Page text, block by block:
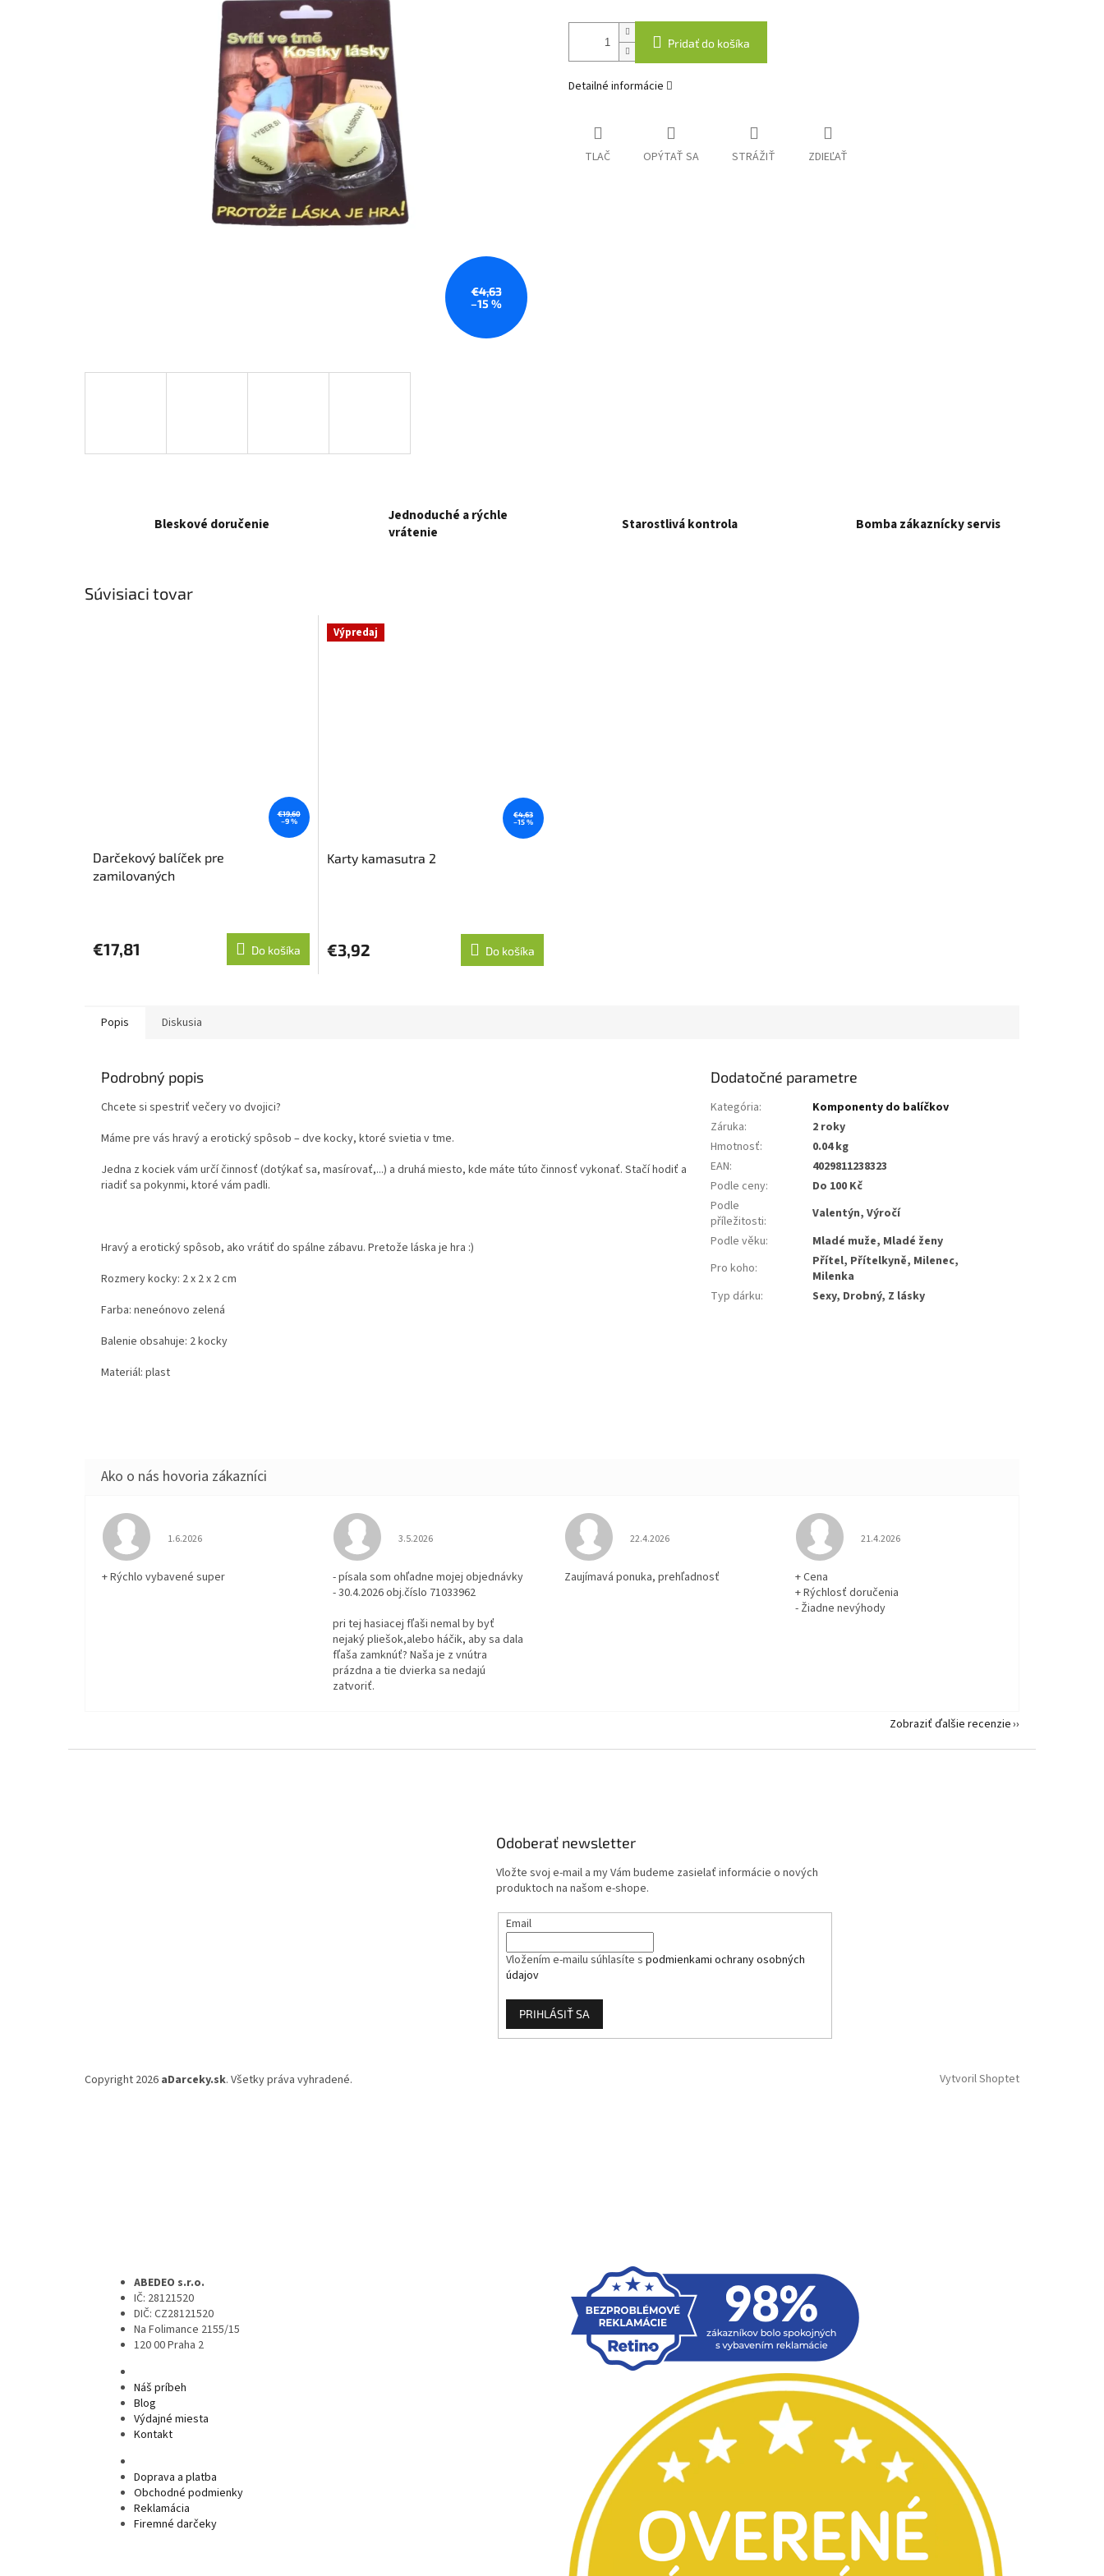
€4,63
–15 %
Pridať do košíka
Detailné informácie
TLAČ OPÝTAŤ SA STRÁŽIŤ ZDIEĽAŤ
Bleskové doručenie
Jednoduché a rýchle
vrátenie
Starostlivá kontrola Bomba zákaznícky servis
Súvisiaci tovar
€19,60
–9 %
Darčekový balíček pre
zamilovaných
€17,81 Do košíka
Výpredaj
€4,63
–15 %
Karty kamasutra 2
€3,92 Do košíka
Popis Diskusia
Podrobný popis
Chcete si spestriť večery vo dvojici?
Máme pre vás hravý a erotický spôsob – dve kocky, ktoré svietia v tme.
Jedna z kociek vám určí činnosť (dotýkať sa, masírovať,...) a druhá miesto, kde máte túto činnosť vykonať. Stačí hodiť a
riadiť sa pokynmi, ktoré vám padli.
Hravý a erotický spôsob, ako vrátiť do spálne zábavu. Pretože láska je hra :)
Rozmery kocky: 2 x 2 x 2 cm
Farba: neneónovo zelená
Balenie obsahuje: 2 kocky
Materiál: plast
Dodatočné parametre
Kategória:
Komponenty do balíčkov
Záruka:
2 roky
Hmotnosť:
0.04 kg
EAN:
4029811238323
Podle ceny:
Do 100 Kč
Podle
příležitosti:
Valentýn, Výročí
Podle věku:
Mladé muže, Mladé ženy
Pro koho:
Přítel, Přítelkyně, Milenec,
Milenka
Typ dárku: Sexy, Drobný, Z lásky
Hodnotenie obchodu je 5 z 5 hviezdičiek.
1.6.2026
+ Rýchlo vybavené super
Hodnotenie obchodu je 3 z 5 hviezdičiek.
3.5.2026
- písala som ohľadne mojej objednávky
- 30.4.2026 obj.číslo 71033962
pri tej hasiacej fľaši nemal by byť
nejaký pliešok,alebo háčik, aby sa dala
fľaša zamknúť? Naša je z vnútra
prázdna a tie dvierka sa nedajú
zatvoriť.
Hodnotenie obchodu je 5 z 5 hviezdičiek.
22.4.2026
Zaujímavá ponuka, prehľadnosť
Hodnotenie obchodu je 5 z 5 hviezdičiek.
21.4.2026
+ Cena
+ Rýchlosť doručenia
- Žiadne nevýhody
Zobraziť ďalšie recenzie
Odoberať newsletter
Vložte svoj e-mail a my Vám budeme zasielať informácie o nových
produktoch na našom e-shope.
Email
Vložením e-mailu súhlasíte s podmienkami ochrany osobných
údajov
PRIHLÁSIŤ SA
Vytvoril Shoptet
Copyright 2026 aDarceky.sk. Všetky práva vyhradené.
ABEDEO s.r.o.
IČ: 28121520
DIČ: CZ28121520
Na Folimance 2155/15
120 00 Praha 2
Náš príbeh
Blog
Výdajné miesta
Kontakt
Doprava a platba
Obchodné podmienky
Reklamácia
Firemné darčeky